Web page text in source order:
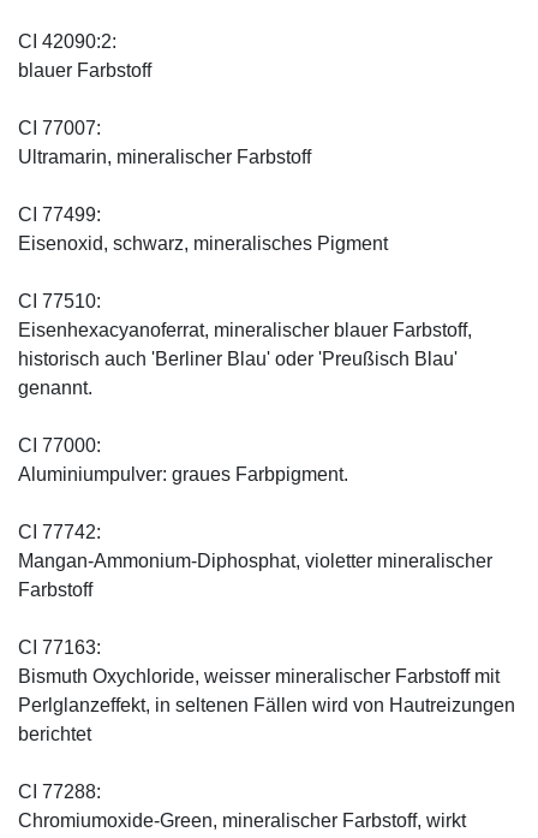
CI 42090:2:
blauer Farbstoff
CI 77007:
Ultramarin, mineralischer Farbstoff
CI 77499:
Eisenoxid, schwarz, mineralisches Pigment
CI 77510:
Eisenhexacyanoferrat, mineralischer blauer Farbstoff,
historisch auch 'Berliner Blau' oder 'Preußisch Blau'
genannt.
CI 77000:
Aluminiumpulver: graues Farbpigment.
CI 77742:
Mangan-Ammonium-Diphosphat, violetter mineralischer
Farbstoff
CI 77163:
Bismuth Oxychloride, weisser mineralischer Farbstoff mit
Perlglanzeffekt, in seltenen Fällen wird von Hautreizungen
berichtet
CI 77288:
Chromiumoxide-Green, mineralischer ­Farbstoff, wirkt